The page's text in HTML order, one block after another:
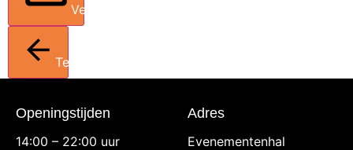
Verstuur
Terug
Openingstijden
14:00 – 22:00 uur
Adres
Evenementenhal